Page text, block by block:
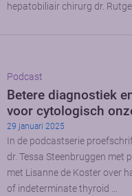
hepatobiliair chirurg dr.
Podcast
Betere diagnostiek
voor cytologisch
29 januari 2025
In de podcastserie
dr. Tessa Steenbruggen met
met Lisanne de Koster over
of indeterminate thyroid …